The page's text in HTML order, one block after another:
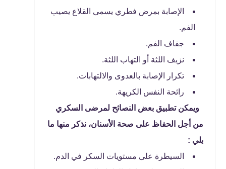
الإصابة بمرض فطري يسمى القلاع يصيب
الفم.
جفاف الفم.
نزيف اللثة أو التهاب اللثة.
تكرار الإصابة بالعدوى والالتهابات.
رائحة النفس الكريهة.
ويمكن تطبيق بعض النصائح لمرضى السكري
من أجل الحفاظ على صحة الأسنان، نذكر منها ما
يلي :
السيطرة على مستويات السكر في الدم.